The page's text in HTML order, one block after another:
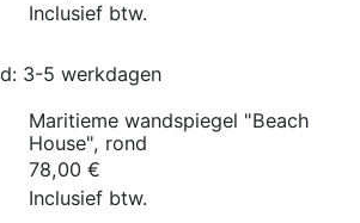
Inclusief btw.
3-5 werkdagen
Maritieme wandspiegel "Beach
House", rond
78,00€
Inclusief btw.